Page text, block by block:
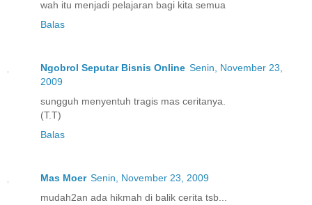
wah itu menjadi pelajaran bagi kita semua
Balas
Ngobrol Seputar Bisnis Online Senin, November 23,
2009
sungguh menyentuh tragis mas ceritanya.
(T.T)
Balas
Mas Moer Senin, November 23, 2009
mudah2an ada hikmah di balik cerita tsb...